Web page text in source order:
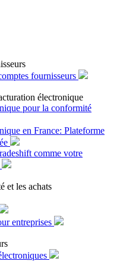
fournisseurs
électronique
pour la conformité
en France: Plateforme
comme votre
et les achats
entreprises